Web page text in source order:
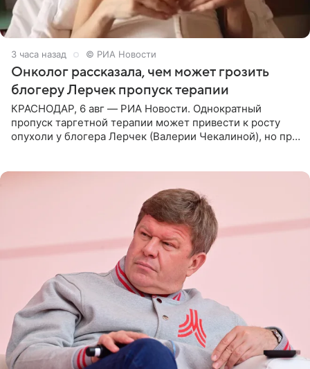
3 часа назад © РИА Новости
Онколог рассказала, чем может грозить
блогеру Лерчек пропуск терапии
КРАСНОДАР, 6 авг — РИА Новости. Однократный
пропуск таргетной терапии может привести к росту
опухоли у блогера Лерчек (Валерии Чекалиной), но при